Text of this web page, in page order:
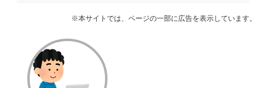
※本サイトでは、ページの一部に広告を表示しています。